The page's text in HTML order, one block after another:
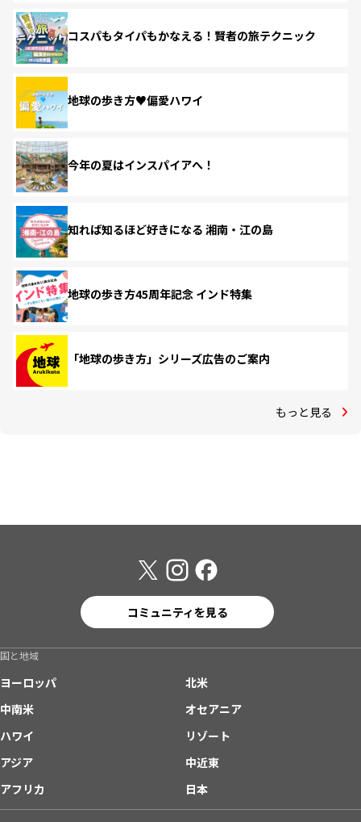
コスパもタイパもかなえる！賢者の旅テクニック
地球の歩き方♥偏愛ハワイ
今年の夏はインスパイアへ！
知れば知るほど好きになる 湘南・江の島
地球の歩き方45周年記念 インド特集
「地球の歩き方」シリーズ広告のご案内
もっと見る
コミュニティを見る
国と地域
ヨーロッパ
北米
中南米
オセアニア
ハワイ
リゾート
アジア
中近東
アフリカ
日本